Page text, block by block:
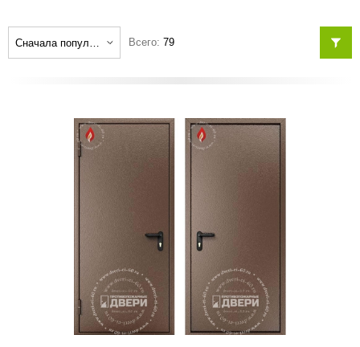
Всего: 79
ДОПОЛНИТЕЛЬНО